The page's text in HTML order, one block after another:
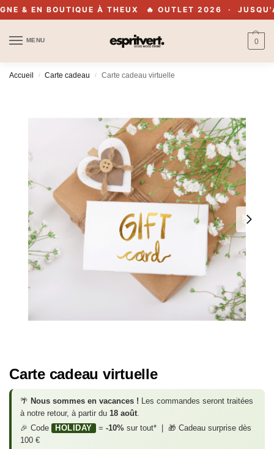
& EN BOUTIQUE À THEUX 🔥 OUTLET 2026 · JUSQU'À
MENU 0
Accueil / Carte cadeau / Carte cadeau virtuelle
Carte cadeau virtuelle
🌴 Nous sommes en vacances ! Les commandes seront traitées
à notre retour, à partir du 18 août
🎉 Code
HOLIDAY = -10%sur tout* | 🎁 Cadeau surprise dès
100 €